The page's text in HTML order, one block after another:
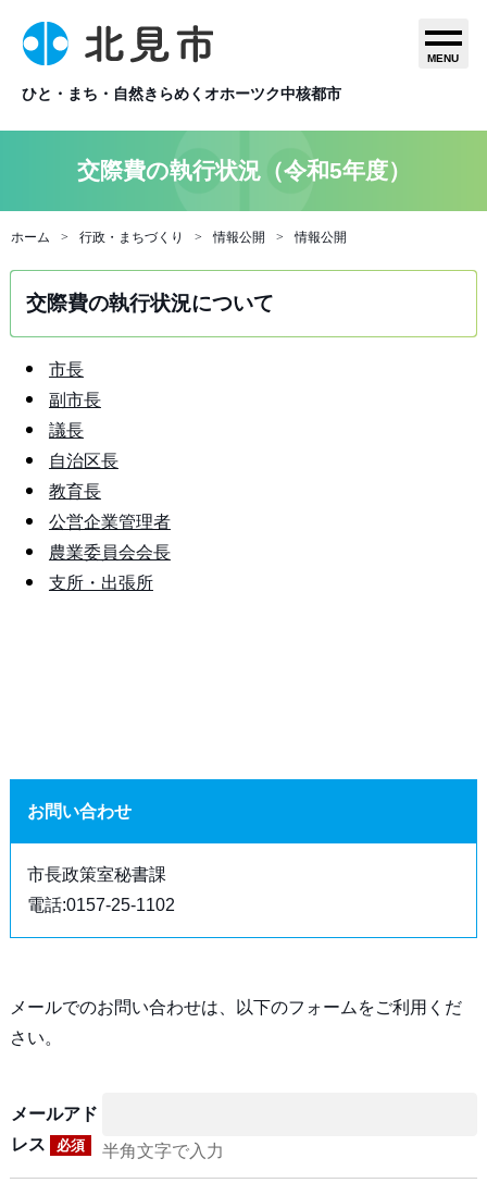
ひと・まち・自然きらめくオホーツク中核都市
MENU
交際費の執行状況（令和5年度）
ホーム 行政・まちづくり 情報公開 情報公開
交際費の執行状況について
市長
副市長
議長
自治区長
教育長
公営企業管理者
農業委員会会長
支所・出張所
お問い合わせ
市長政策室秘書課
電話:0157-25-1102
メールでのお問い合わせは、以下のフォームをご利用くだ
さい。
メールアド
レス
必須 半角文字で入力